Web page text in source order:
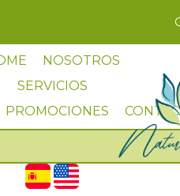
NOSOTROS
SERVICIOS
PROMOCIONES